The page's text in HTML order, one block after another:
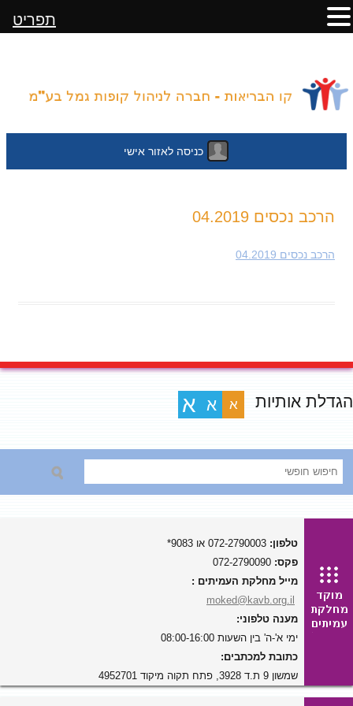
כניסה לאזור אישי
הרכב נכסים 04.2019
הרכב נכסים 04.2019
הגדלת אותיות א א א
טלפון:
פקס:
מייל מחלקת העמיתים :
moked@kavb.org.il
מענה טלפוני:
ימי א'-ה' בין השעות 08:00-16:00
כתובת למכתבים:
שמשון 9 ת.ד 3928, פתח תקוה מיקוד 4952701
תפריט